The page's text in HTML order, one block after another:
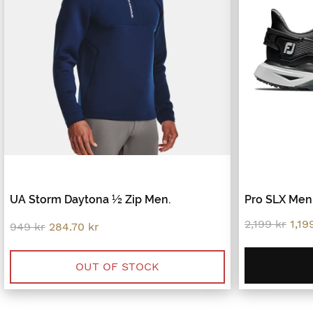
UA Storm Daytona ½ Zip Men.
949kr Original
was:
949 kr.
284.70 kr
is:
284.70 kr.
OUT OF STOCK
Pro SLX Men
2,199kr